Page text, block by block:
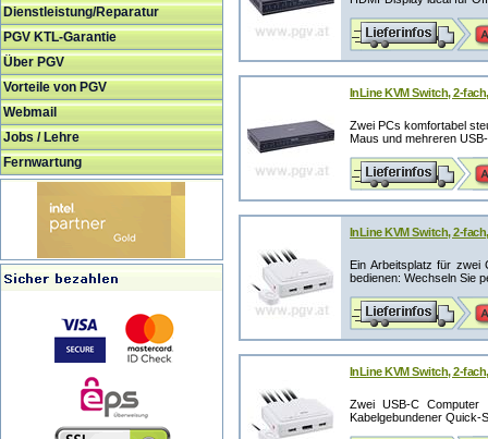
Dienstleistung/Reparatur
PGV KTL-Garantie
Über PGV
Vorteile von PGV
Webmail
Jobs / Lehre
Fernwartung
InLine KVM Switch, 2-
Zwei PCs komfortabel
Maus und mehreren
InLine KVM Switch, 2-
Ein Arbeitsplatz für zwei
bedienen: Wechseln Sie
InLine KVM Switch, 2-
Zwei USB-C Computer
Kabelgebundener Quick-